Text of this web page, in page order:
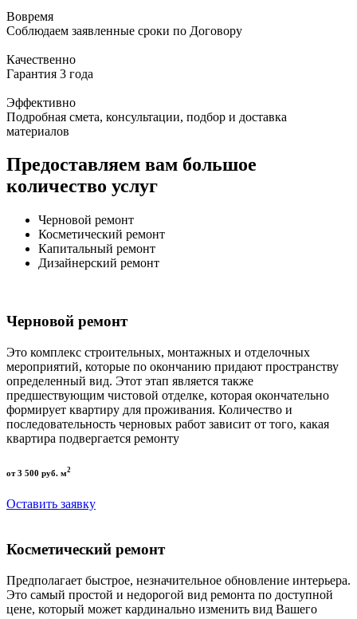
Вовремя
Соблюдаем заявленные сроки по Договору
Качественно
Гарантия 3 года
Эффективно
Подробная смета, консультации, подбор и доставка
материалов
Предоставляем вам большое
количество услуг
Черновой ремонт
Косметический ремонт
Капитальный ремонт
Дизайнерский ремонт
Черновой ремонт
Это комплекс строительных, монтажных и отделочных
мероприятий, которые по окончанию придают пространству
определенный вид. Этот этап является также
предшествующим чистовой отделке, которая окончательно
формирует квартиру для проживания. Количество и
последовательность черновых работ зависит от того, какая
квартира подвергается ремонту
от 3 500 руб. м2
Оставить заявку
Косметический ремонт
Предполагает быстрое, незначительное обновление интерьера.
Это самый простой и недорогой вид ремонта по доступной
цене, который может кардинально изменить вид Вашего